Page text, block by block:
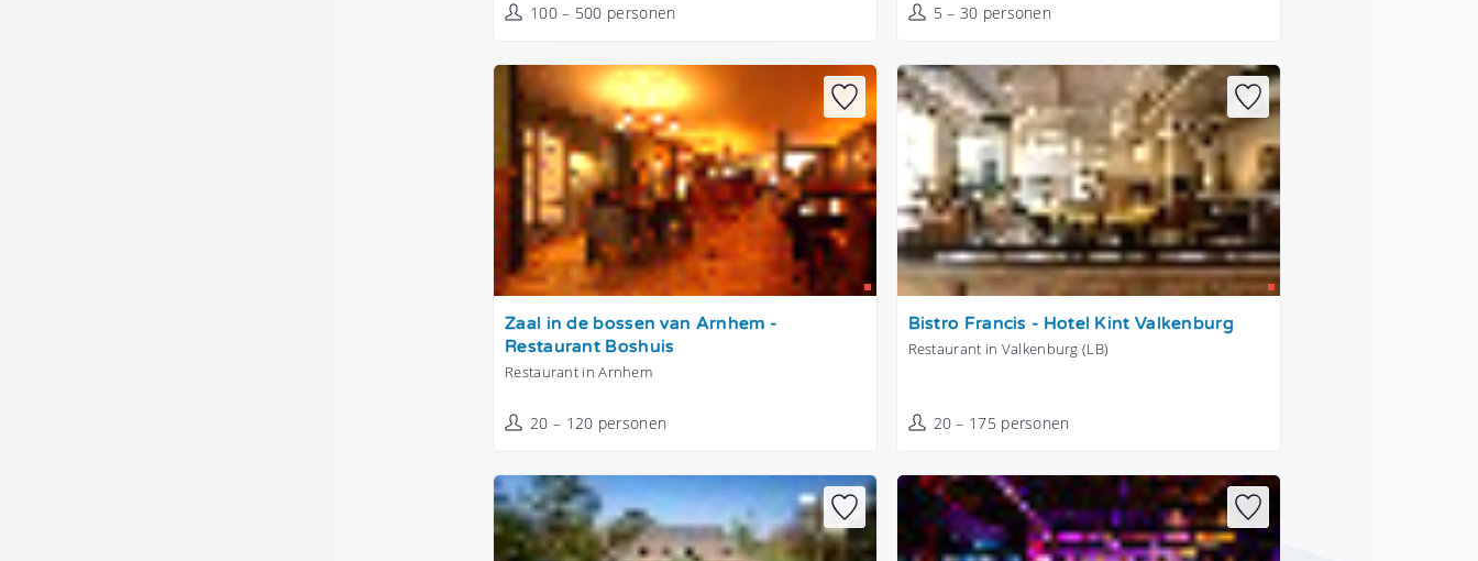
100 – 500 personen 5 – 30 personen
Tonen
Zaal in de bossen van Arnhem -
Restaurant Boshuis
Restaurant in Arnhem
20 – 120 personen
Tonen
Bistro Francis - Hotel Kint Valkenburg
Restaurant in Valkenburg (LB)
20 – 175 personen